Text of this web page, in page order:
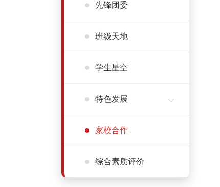
先锋团委
班级天地
学生星空
特色发展
家校合作
综合素质评价